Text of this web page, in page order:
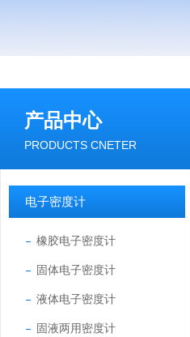
产品中心
PRODUCTS CNETER
电子密度计
橡胶电子密度计
固体电子密度计
液体电子密度计
固液两用密度计